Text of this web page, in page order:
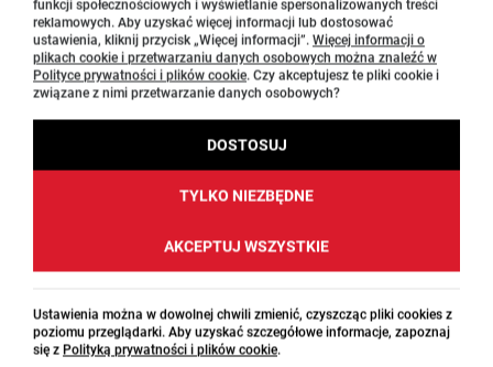
tel: 691 360 710
pawel.nosek@macmillaneducation.com
funkcji społecznościowych i wyświetlanie spersonalizowanych treści
reklamowych. Aby uzyskać więcej informacji lub dostosować
ustawienia, kliknij przycisk „Więcej informacji”. Więcej informacji o
plikach cookie i przetwarzaniu danych osobowych można znaleźć w
Polityce prywatności i plików cookie. Czy akceptujesz te pliki cookie i
związane z nimi przetwarzanie danych osobowych?
DOSTOSUJ
TYLKO NIEZBĘDNE
AKCEPTUJ WSZYSTKIE
Ustawienia można w dowolnej chwili zmienić, czyszcząc pliki cookies z
poziomu przeglądarki. Aby uzyskać szczegółowe informacje, zapoznaj
się z Polityką prywatności i plików cookie.